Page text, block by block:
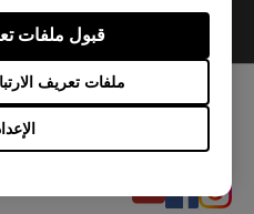
ملفات تعريف
قبول ملفات
0 Results